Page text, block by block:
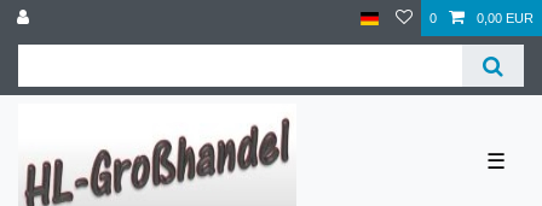
0 0,00 EUR
☰